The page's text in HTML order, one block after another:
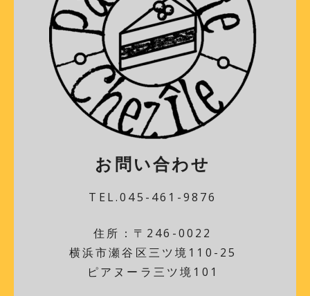
お問い合わせ
TEL.045-461-9876
住所：〒246-0022
横浜市瀬谷区三ツ境110-25
ピアヌーラ三ツ境101